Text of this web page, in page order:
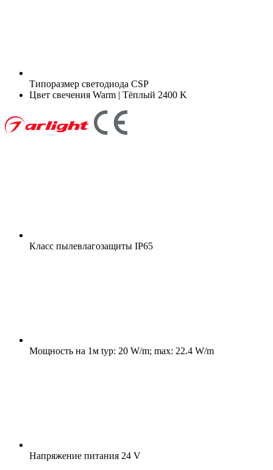
Типоразмер светодиода CSP
Цвет свечения Warm | Тёплый 2400 K
Класс пылевлагозащиты IP65
Мощность на 1м typ: 20 W/m; max: 22.4 W/m
Напряжение питания 24 V